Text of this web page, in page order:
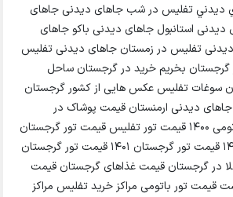
ديدني تفليس در شب جاهای دیدنی جاهای
دیدنی استانبول جاهای دیدنی باکو جاهای
تفلیس در زمستان جاهای دیدنی تفلیس
گرجستان بخریم خرید در گرجستان ساحل
سوغات تفلیس عکس هایی از کشور گرجستان
دیدنی ارمنستان قیمت پوشاک در
گرجستان قیمت تور باتومی ۱۴۰۰ قیمت تور تفلیس قیمت تور گرجستان
قیمت تور گرجستان ۱۴۰۰ قیمت تور گرجستان ۱۴۰1 قیمت تور گرجستان
قیمت طلا در گرجستان قیمت غذاهای گرجستان قیمت
قیمت تور باتومی مراکز خرید تفلیس مراکز